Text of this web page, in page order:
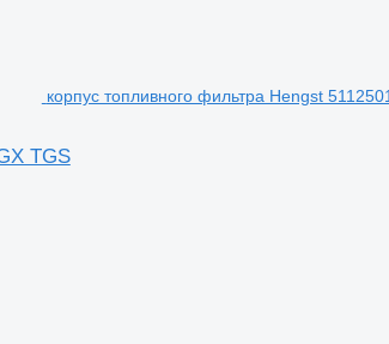
корпус топливного фильтра Hengst
TGS